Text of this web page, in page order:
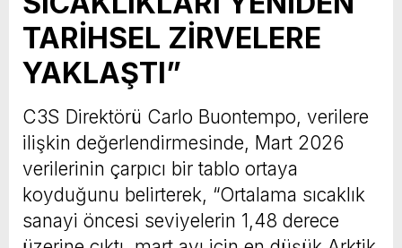
TARİHSEL ZİRVELERE
YAKLAŞTI”
C3S Direktörü Carlo Buontempo, verilere
ilişkin değerlendirmesinde, Mart 2026
verilerinin çarpıcı bir tablo ortaya
koyduğunu belirterek, “Ortalama sıcaklık
sanayi öncesi seviyelerin 1,48 derece